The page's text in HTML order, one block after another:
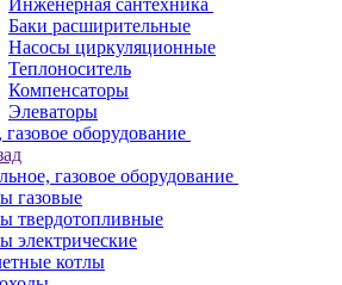
Инженерная сантехника
Баки расширительные
Насосы циркуляционные
Теплоноситель
Компенсаторы
Элеваторы
газовое оборудование
газовое оборудование
газовые
твердотопливные
электрические
котлы